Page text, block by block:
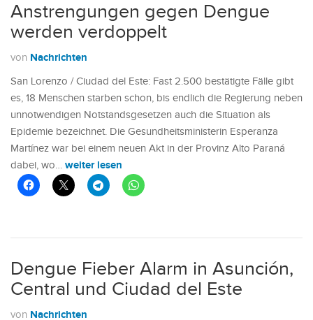
Anstrengungen gegen Dengue
werden verdoppelt
von Nachrichten
San Lorenzo / Ciudad del Este: Fast 2.500 bestätigte Fälle gibt
es, 18 Menschen starben schon, bis endlich die Regierung neben
unnotwendigen Notstandsgesetzen auch die Situation als
Epidemie bezeichnet. Die Gesundheitsministerin Esperanza
Martínez war bei einem neuen Akt in der Provinz Alto Paraná
dabei, wo… weiter lesen
Dengue Fieber Alarm in Asunción,
Central und Ciudad del Este
von Nachrichten